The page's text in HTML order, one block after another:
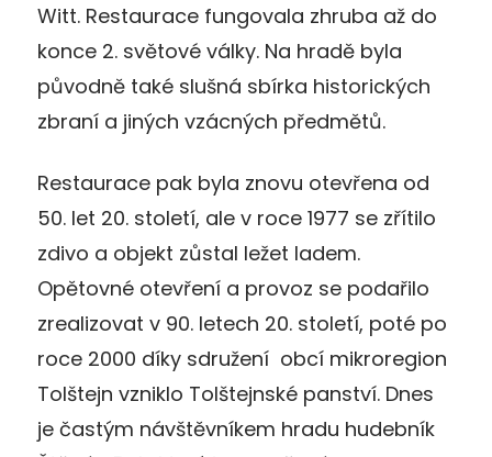
Witt. Restaurace fungovala zhruba až do
konce 2. světové války. Na hradě byla
původně také slušná sbírka historických
zbraní a jiných vzácných předmětů.
Restaurace pak byla znovu otevřena od
50. let 20. století, ale v roce 1977 se zřítilo
zdivo a objekt zůstal ležet ladem.
Opětovné otevření a provoz se podařilo
zrealizovat v 90. letech 20. století, poté po
roce 2000 díky sdružení obcí mikroregion
Tolštejn vzniklo Tolštejnské panství. Dnes
je častým návštěvníkem hradu hudebník